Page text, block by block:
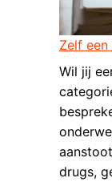
Zelf
Wil jij
drugs,